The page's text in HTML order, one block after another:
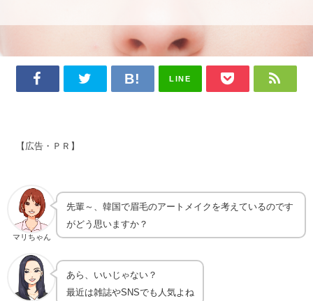
LINE
【広告・ＰＲ】
マリちゃん
先輩～、韓国で眉毛のアートメイクを考えているのです
がどう思いますか？
あら、いいじゃない？
最近は雑誌やSNSでも人気よね